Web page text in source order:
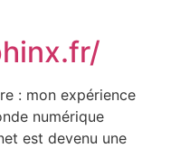
: mon expérience
numérique
est devenu une